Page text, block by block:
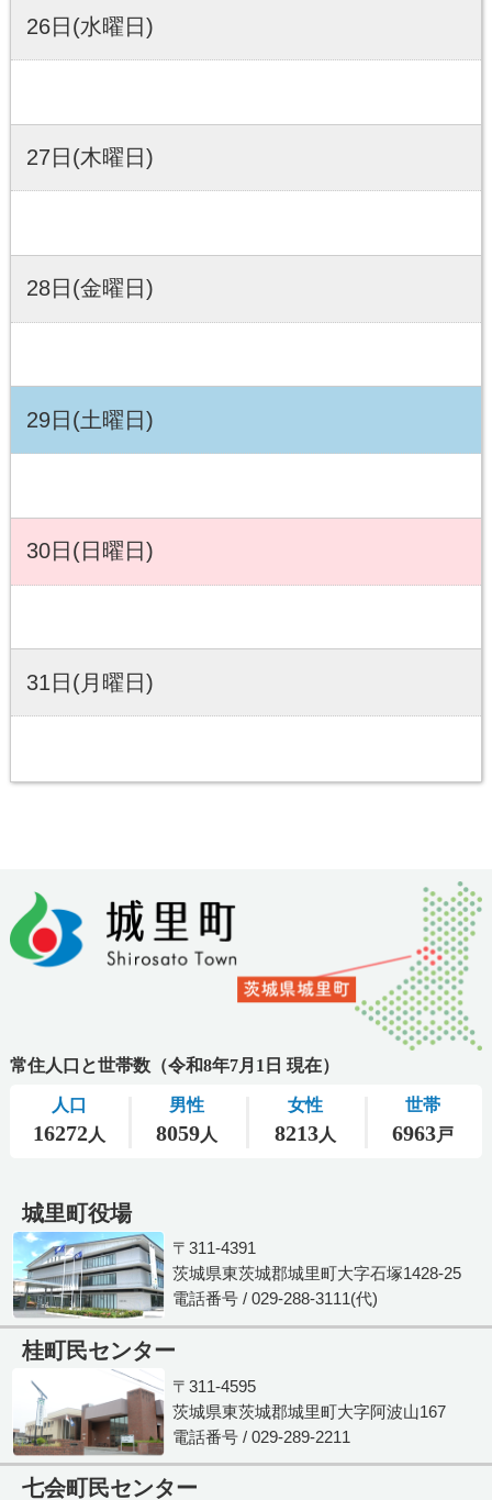
26日(水曜日)
27日(木曜日)
28日(金曜日)
29日(土曜日)
30日(日曜日)
31日(月曜日)
城里町役場
〒311-4391
茨城県東茨城郡城里町大字石塚1428-25
電話番号 / 029-288-3111(代)
桂町民センター
〒311-4595
茨城県東茨城郡城里町大字阿波山167
電話番号 / 029-289-2211
七会町民センター